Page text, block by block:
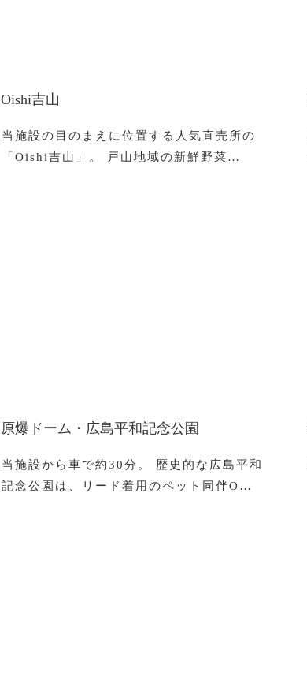
Oishi吉山
当施設の目のまえに位置する人気直売所の
「Oishi吉山」。 戸山地域の新鮮野菜…
原爆ドーム・広島平和記念公園
当施設から車で約30分。 歴史的な広島平和
記念公園は、リード着用のペット同伴O…